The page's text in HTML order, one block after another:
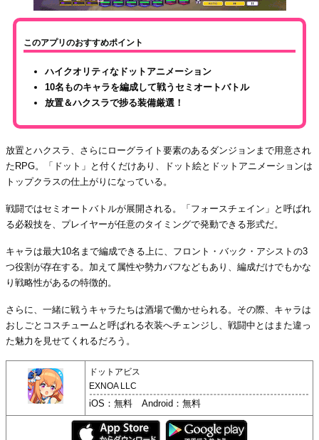
このアプリのおすすめポイント
ハイクオリティなドットアニメーション
10名ものキャラを編成して戦うセミオートバトル
放置＆ハクスラで捗る装備厳選！
放置とハクスラ、さらにローグライト要素のあるダンジョンまで用意され
たRPG。「ドット」と付くだけあり、ドット絵とドットアニメーションは
トップクラスの仕上がりになっている。
戦闘ではセミオートバトルが展開される。「フォースチェイン」と呼ばれ
る必殺技を、プレイヤーが任意のタイミングで発動できる形式だ。
キャラは最大10名まで編成できる上に、フロント・バック・アシストの3
つ役割が存在する。加えて属性や勢力バフなどもあり、編成だけでもかな
り戦略性があるの特徴的。
さらに、一緒に戦うキャラたちは酒場で働かせられる。その際、キャラは
おしごとコスチュームと呼ばれる衣装へチェンジし、戦闘中とはまた違っ
た魅力を見せてくれるだろう。
ドットアビス
EXNOA LLC
iOS：無料 Android：無料